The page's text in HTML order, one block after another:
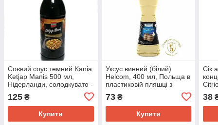
Соєвий соус темний Kania
Ketjap Manis 500 мл,
Нідерланди, солодкувато -
125 ₴
Купити
Уксус винний (білий)
Helcom, 400 мл, Польща в
пластиковій пляшці з
вина
73₴
Купити
Сік
38